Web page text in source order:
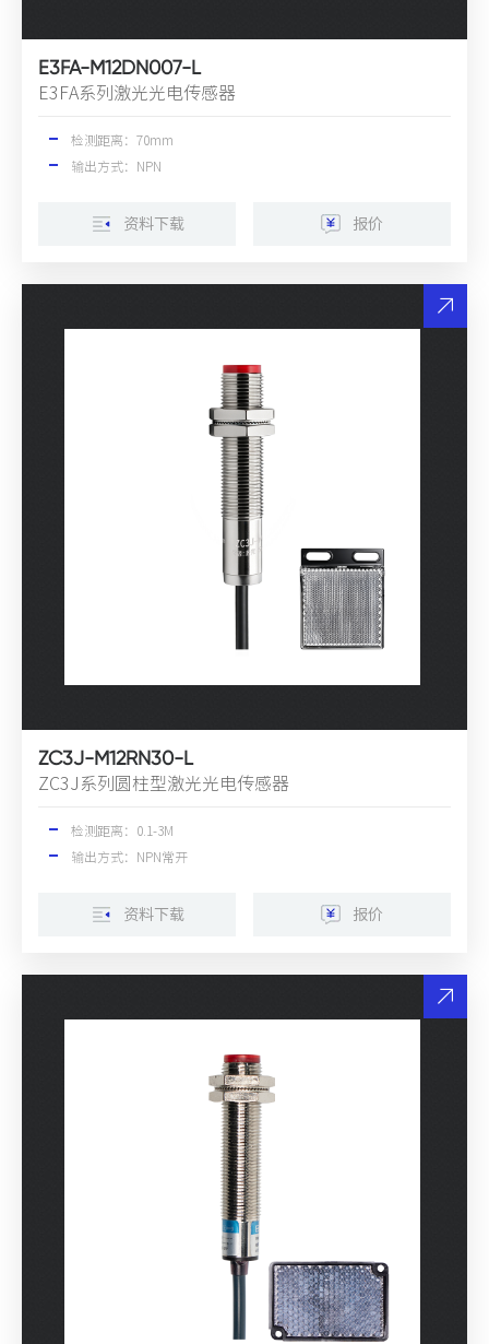
E3FA-M12DN007-L
E3FA系列激光光电传感器
检测距离：70mm
输出方式：NPN
资料下载 报价
ZC3J-M12RN30-L
ZC3J系列圆柱型激光光电传感器
检测距离：0.1-3M
输出方式：NPN常开
资料下载 报价